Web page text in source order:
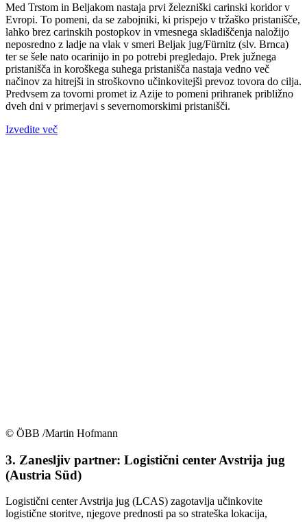
Med Trstom in Beljakom nastaja prvi železniški carinski koridor v
Evropi. To pomeni, da se zabojniki, ki prispejo v tržaško pristanišče,
lahko brez carinskih postopkov in vmesnega skladiščenja naložijo
neposredno z ladje na vlak v smeri Beljak jug/Fürnitz (slv. Brnca)
ter se šele nato ocarinijo in po potrebi pregledajo. Prek južnega
pristanišča in koroškega suhega pristanišča nastaja vedno več
načinov za hitrejši in stroškovno učinkovitejši prevoz tovora do cilja.
Predvsem za tovorni promet iz Azije to pomeni prihranek približno
dveh dni v primerjavi s severnomorskimi pristanišči.
Izvedite več
© ÖBB /Martin Hofmann
3. Zanesljiv partner: Logistični center Avstrija jug
(Austria Süd)
Logistični center Avstrija jug (LCAS) zagotavlja učinkovite
logistične storitve, njegove prednosti pa so strateška lokacija,